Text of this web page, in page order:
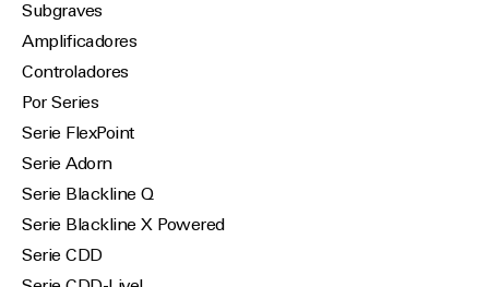
Subgraves
Amplificadores
Controladores
Por Series
Serie FlexPoint
Serie Adorn
Serie Blackline Q
Serie Blackline X Powered
Serie CDD